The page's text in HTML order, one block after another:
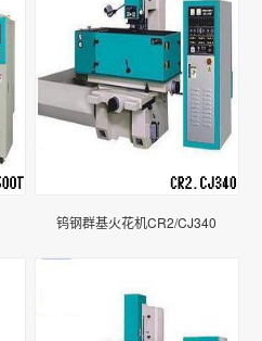
钨钢群基火花机CR2/CJ340